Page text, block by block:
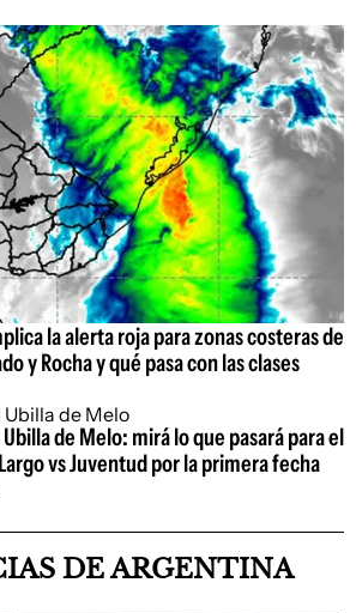
la alerta roja para zonas costeras de
y Rocha y qué pasa con las clases
de Melo: mirá lo que pasará para el
vs Juventud por la primera fecha
DE ARGENTINA